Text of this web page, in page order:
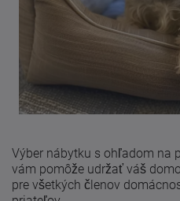
Výber nábytku s ohľadom na
vám pomôže udržať váš
pre všetkých členov